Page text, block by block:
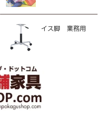
イス脚 業務用